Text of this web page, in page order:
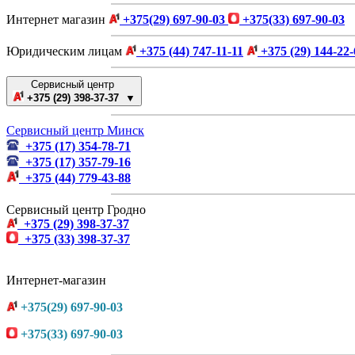
Интернет магазин +375(29) 697-90-03 +375(33) 697-90-03
Юридическим лицам +375 (44) 747-11-11 +375 (29) 144-
Сервисный центр
+375 (29) 398-37-37 ▼
Сервисный центр Минск
+375 (17) 354-78-71
+375 (17) 357-79-16
+375 (44) 779-43-88
Сервисный центр Гродно
+375 (29) 398-37-37
+375 (33) 398-37-37
Интернет-магазин
+375(29) 697-90-03
+375(33) 697-90-03